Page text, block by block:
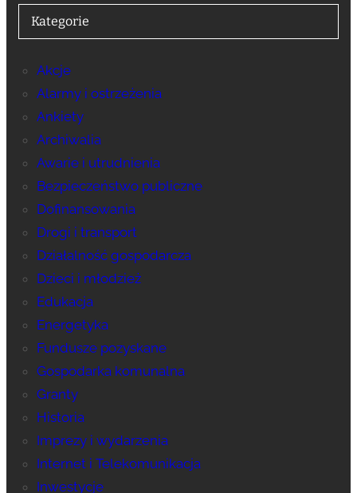
Kategorie
Akcje
Alarmy i ostrzeżenia
Ankiety
Archiwalia
Awarie i utrudnienia
Bezpieczeństwo publiczne
Dofinansowania
Drogi i transport
Działalność gospodarcza
Dzieci i młodzież
Edukacja
Energetyka
Fundusze pozyskane
Gospodarka komunalna
Granty
Historia
Imprezy i wydarzenia
Internet i Telekomunikacja
Inwestycje